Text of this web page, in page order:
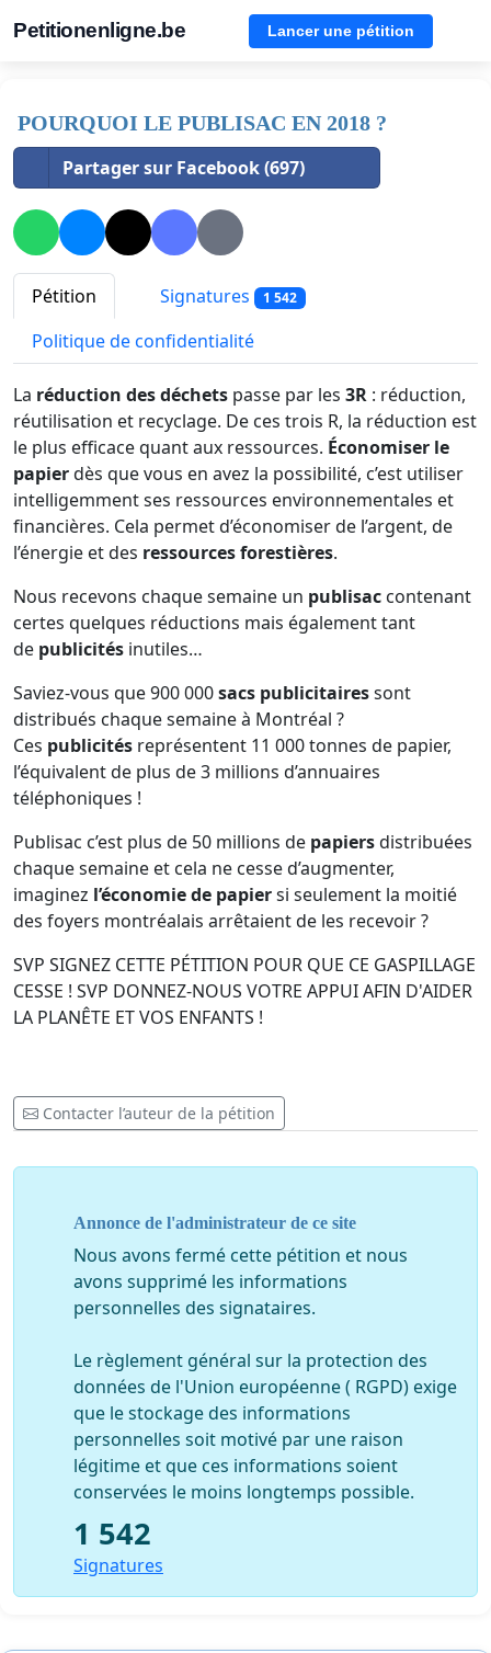
Petitionenligne.be Lancer une pétition
POURQUOI LE PUBLISAC EN 2018 ?
Partager sur Facebook (697)
Pétition Signatures 1 542
Politique de confidentialité
La réduction des déchets passe par les 3R : réduction,
réutilisation et recyclage. De ces trois R, la réduction est
le plus efficace quant aux ressources. Économiser le
papierdès que vous en avez la possibilité, c’est utiliser
intelligemment ses ressources environnementales et
financières. Cela permet d’économiser de l’argent, de
l’énergie et des ressources forestières.
Nous recevons chaque semaine un publisac contenant
certes quelques réductions mais également tant
de publicités inutiles…
Saviez-vous que 900 000sacs publicitairessont
distribués chaque semaine à Montréal ?
Ces publicités représentent 11 000 tonnes de papier,
l’équivalent de plus de 3 millions d’annuaires
téléphoniques !
Publisac c’est plus de 50 millions de papiersdistribuées
chaque semaine et cela ne cesse d’augmenter,
imaginez l’économie de papiersi seulement la moitié
des foyers montréalais arrêtaient de les recevoir ?
SVP SIGNEZ CETTE PÉTITION POUR QUE CE GASPILLAGE
CESSE ! SVP DONNEZ-NOUS VOTRE APPUI AFIN D'AIDER
LA PLANÊTE ET VOS ENFANTS !
Contacter l’auteur de la pétition
Annonce de l'administrateur de ce site
Nous avons fermé cette pétition et nous
avons supprimé les informations
personnelles des signataires.
Le règlement général sur la protection des
données de l'Union européenne ( RGPD) exige
que le stockage des informations
personnelles soit motivé par une raison
légitime et que ces informations soient
conservées le moins longtemps possible.
1 542
Signatures